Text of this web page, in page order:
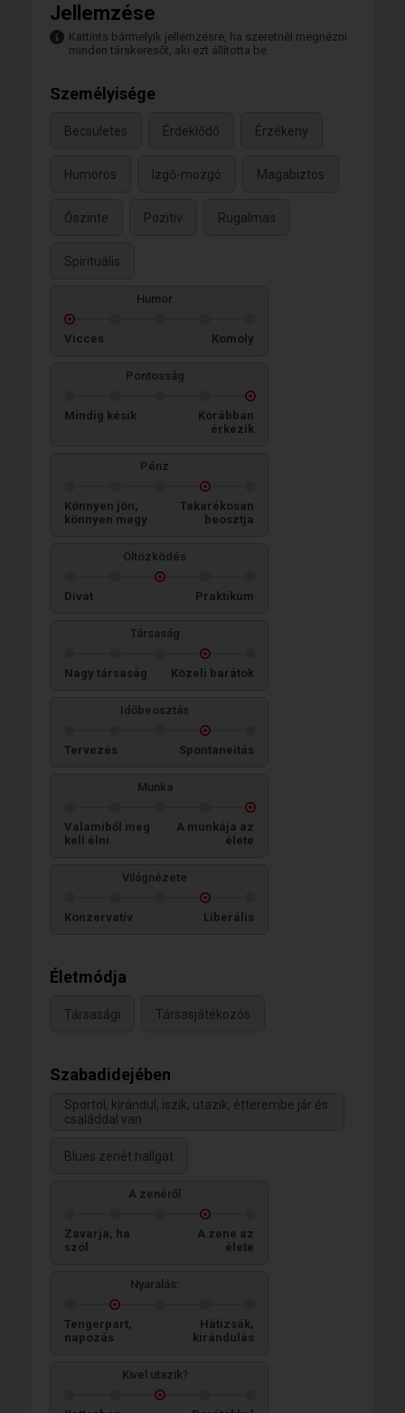
Jellemzése
Kattints bármelyik jellemzésre, ha szeretnél megnézni
minden társkeresőt, aki ezt állította be.
Személyisége
Becsületes Érdeklődő Érzékeny
Humoros Izgő-mozgó Magabiztos
Őszinte Pozitív Rugalmas
Spirituális
Humor
Vicces Komoly
Pontosság
Mindig késik
Korábban
érkezik
Pénz
Könnyen jön,
könnyen megy
Takarékosan
beosztja
Öltözködés
Divat Praktikum
Társaság
Nagy társaság Közeli barátok
Időbeosztás
Tervezés Spontaneitás
Munka
Valamiből meg
kell élni
A munkája az
élete
Világnézete
Konzervatív Liberális
Életmódja
Társasági Társasjátékozós
Szabadidejében
Sportol, kirándul, iszik, utazik, étterembe jár és
családdal van
Blues zenét hallgat
A zenéről
Zavarja, ha
szól
A zene az
élete
Nyaralás:
Tengerpart,
napozás
Hátizsák,
kirándulás
Kivel utazik?